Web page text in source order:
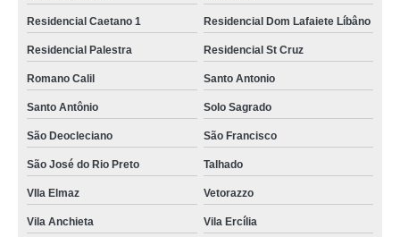
Residencial Caetano 1 Residencial Dom Lafaiete Líbâno
Residencial Palestra Residencial St Cruz
Romano Calil Santo Antonio
Santo Antônio Solo Sagrado
São Deocleciano São Francisco
São José do Rio Preto Talhado
VIla Elmaz Vetorazzo
Vila Anchieta Vila Ercília